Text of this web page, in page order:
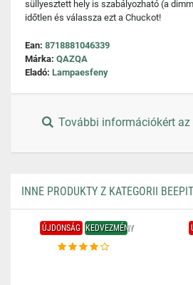
süllyesztett hely is szabályozható (a
időtlen és válassza ezt a Chuckot!
Ean: 8718881046339
Márka: QAZQA
Eladó: Lampaesfeny
További információkért
INNE PRODUKTY Z KATEGORII
ÚJDONSÁG KEDVEZMÉNY